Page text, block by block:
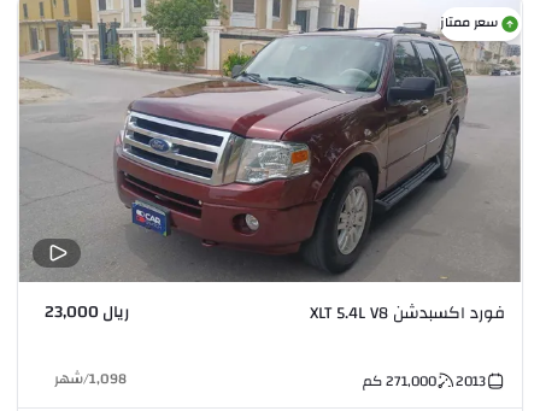
سعر ممتاز
فورد اكسبدشن XLT 5.4L V8 ريال 23,000
2013
271,000كم 1,098
/شهر